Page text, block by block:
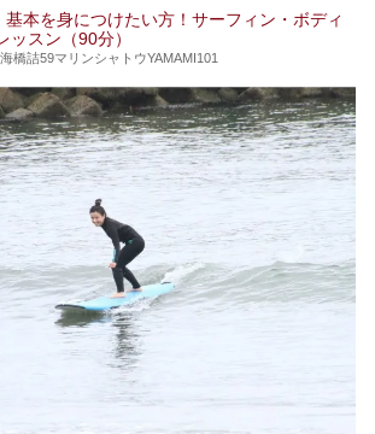
基本を身につけたい方！サーフィン・ボディ
ッスン（90分）
橋詰59マリンシャトウYAMAMI101